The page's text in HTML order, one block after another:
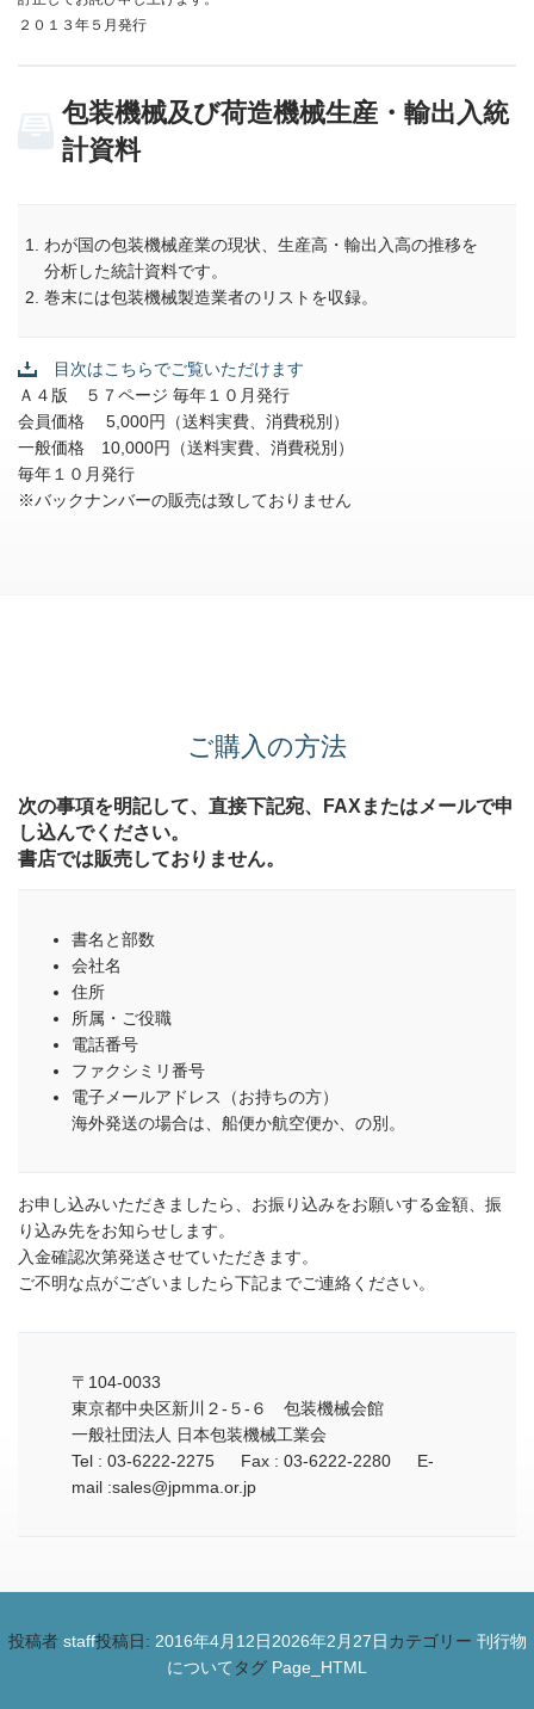
２０１３年５月発行
包装機械及び荷造機械生産・輸出入統
計資料
わが国の包装機械産業の現状、生産高・輸出入高の推移を
分析した統計資料です。
巻末には包装機械製造業者のリストを収録。
目次はこちらでご覧いただけます
Ａ４版 ５７ページ 毎年１０月発行
会員価格 5,000円（送料実費、消費税別）
一般価格 10,000円（送料実費、消費税別）
毎年１０月発行
※バックナンバーの販売は致しておりません
ご購入の方法
次の事項を明記して、直接下記宛、FAXまたはメールで申
し込んでください。
書店では販売しておりません。
書名と部数
会社名
住所
所属・ご役職
電話番号
ファクシミリ番号
電子メールアドレス（お持ちの方）
海外発送の場合は、船便か航空便か、の別。
お申し込みいただきましたら、お振り込みをお願いする金額、振
り込み先をお知らせします。
入金確認次第発送させていただきます。
ご不明な点がございましたら下記までご連絡ください。
〒104-0033
東京都中央区新川２‐５‐６ 包装機械会館
一般社団法人 日本包装機械工業会
Tel : 03-6222-2275 Fax : 03-6222-2280 E-
mail :sales@jpmma.or.jp
投稿者 staff投稿日: 2016年4月12日2026年2月27日 カテゴリー 刊行物
について タグ Page_HTML